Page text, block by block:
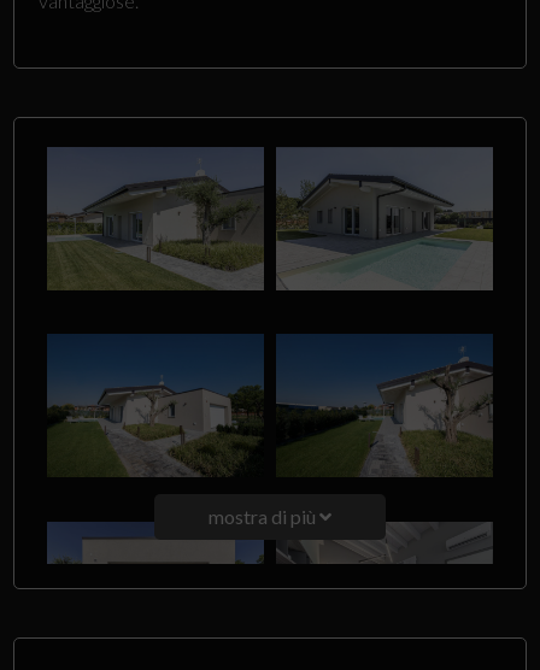
mostra di più